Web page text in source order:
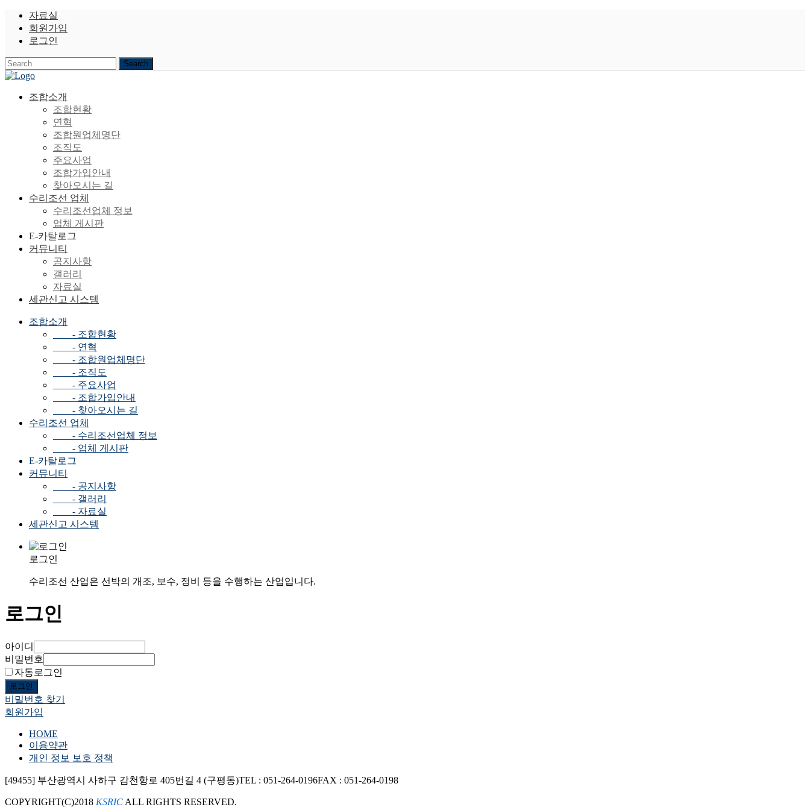
자료실
회원가입
로그인
조합소개
조합현황
연혁
조합원업체명단
조직도
주요사업
조합가입안내
찾아오시는 길
수리조선 업체
수리조선업체 정보
업체 게시판
E-카탈로그
커뮤니티
공지사항
갤러리
자료실
세관신고 시스템
조합소개
- 조합현황
- 연혁
- 조합원업체명단
- 조직도
- 주요사업
- 조합가입안내
- 찾아오시는 길
수리조선 업체
- 수리조선업체 정보
- 업체 게시판
E-카탈로그
커뮤니티
- 공지사항
- 갤러리
- 자료실
세관신고 시스템
로그인
수리조선 산업은 선박의 개조, 보수, 정비 등을 수행하는 산업입니다.
로그인
아이디
비밀번호
자동로그인
로그인
비밀번호 찾기
회원가입
HOME
이용약관
개인 정보 보호 정책
[49455] 부산광역시 사하구 감천항로 405번길 4 (구평동)TEL : 051-264-0196FAX : 051-264-0198
COPYRIGHT(C)2018 KSRIC ALL RIGHTS RESERVED.